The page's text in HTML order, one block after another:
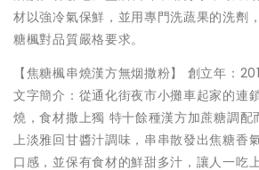
材以強冷氣保鮮，並用專門洗蔬果的洗劑
糖楓對品質嚴格要求。
【焦糖楓串燒漢方無烟撒粉】 創立年：
文字簡介：從通化街夜市小攤車起家的連
燒，食材撒上獨 特十餘種漢方加蔗糖調配
上淡雅回甘醬汁調味，串串散發出焦糖香
口感，並保有食材的鮮甜多汁，讓人一吃